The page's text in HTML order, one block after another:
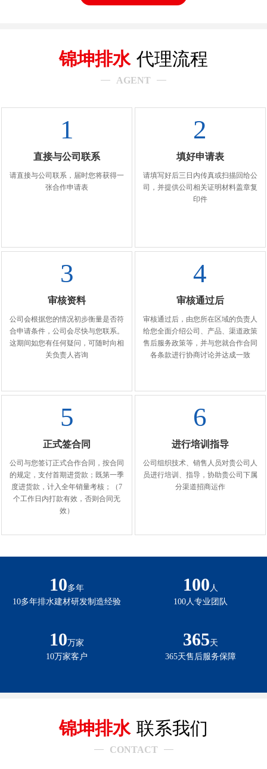
锦坤排水 代理流程
AGENT
1
直接与公司联系
请直接与公司联系，届时您将获得一
张合作申请表
2
填好申请表
请填写好后三日内传真或扫描回给公
司，并提供公司相关证明材料盖章复
印件
3
审核资料
公司会根据您的情况初步衡量是否符
合申请条件，公司会尽快与您联系。
这期间如您有任何疑问，可随时向相
关负责人咨询
4
审核通过后
审核通过后，由您所在区域的负责人
给您全面介绍公司、产品、渠道政策
售后服务政策等，并与您就合作合同
各条款进行协商讨论并达成一致
5
正式签合同
公司与您签订正式合作合同，按合同
的规定，支付首期进货款；既第一季
度进货款，计入全年销量考核；（7
个工作日内打款有效，否则合同无
效）
6
进行培训指导
公司组织技术、销售人员对贵公司人
员进行培训、指导，协助贵公司下属
分渠道招商运作
10多年
10多年排水建材研发制造经验
100 人
100人专业团队
10万家
10万家客户
365天
365天售后服务保障
锦坤排水 联系我们
CONTACT